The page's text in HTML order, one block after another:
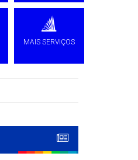
MAIS SERVIÇOS